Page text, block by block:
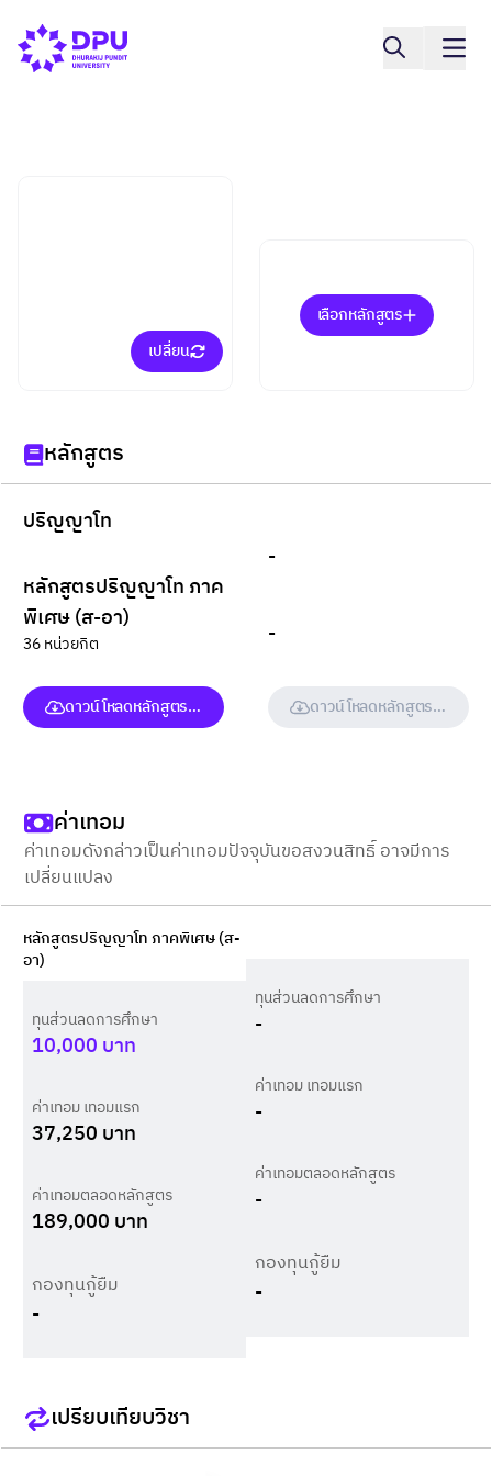
เปลี่ยน
เลือกหลักสูตร
หลักสูตร
ปริญญาโท
หลักสูตรปริญญาโท ภาค
พิเศษ (ส-อา)
36 หน่วยกิต
ดาวน์โหลดหลักสูตร (ฉบับเต็ม)
-
-
ดาวน์โหลดหลักสูตร (ฉบับเต็
ค่าเทอม
ค่าเทอมดังกล่าวเป็นค่าเทอมปัจจุบันขอสงวนสิทธิ์ อาจมีการ
เปลี่ยนแปลง
หลักสูตรปริญญาโท ภาคพิเศษ (ส-
อา)
ทุนส่วนลดการศึกษา
10,000 บาท
ค่าเทอม เทอมแรก
37,250 บาท
ค่าเทอมตลอดหลักสูตร
189,000 บาท
กองทุนกู้ยืม
-
ทุนส่วนลดการศึกษา
-
ค่าเทอม เทอมแรก
-
ค่าเทอมตลอดหลักสูตร
-
กองทุนกู้ยืม
-
เปรียบเทียบวิชา